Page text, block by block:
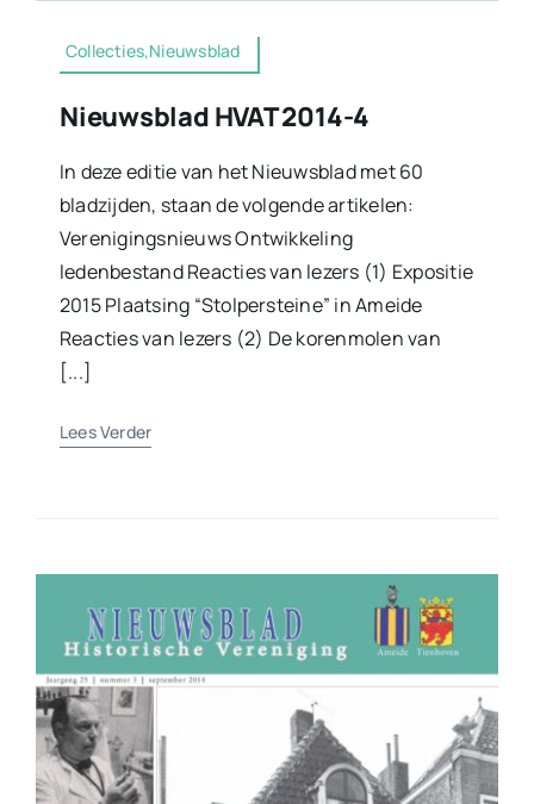
Collecties,Nieuwsblad
Nieuwsblad HVAT 2014-4
In deze editie van het Nieuwsblad met 60
bladzijden, staan de volgende artikelen:
Verenigingsnieuws Ontwikkeling
ledenbestand Reacties van lezers (1) Expositie
2015 Plaatsing “Stolpersteine” in Ameide
Reacties van lezers (2) De korenmolen van
[...]
Lees Verder